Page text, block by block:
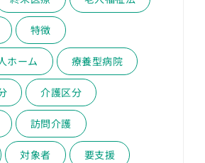
特徴
ホーム 療養型病院
介護区分
訪問介護
対象者 要支援